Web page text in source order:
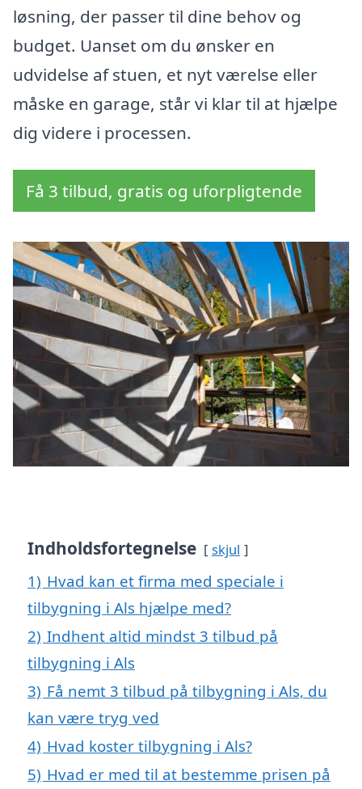
løsning, der passer til dine behov og
budget. Uanset om du ønsker en
udvidelse af stuen, et nyt værelse eller
måske en garage, står vi klar til at hjælpe
dig videre i processen.
Få 3 tilbud, gratis og uforpligtende
Indholdsfortegnelse skjul
1) Hvad kan et firma med speciale i
tilbygning i Als hjælpe med?
2) Indhent altid mindst 3 tilbud på
tilbygning i Als
3) Få nemt 3 tilbud på tilbygning i Als, du
kan være tryg ved
4) Hvad koster tilbygning i Als?
5) Hvad er med til at bestemme prisen på